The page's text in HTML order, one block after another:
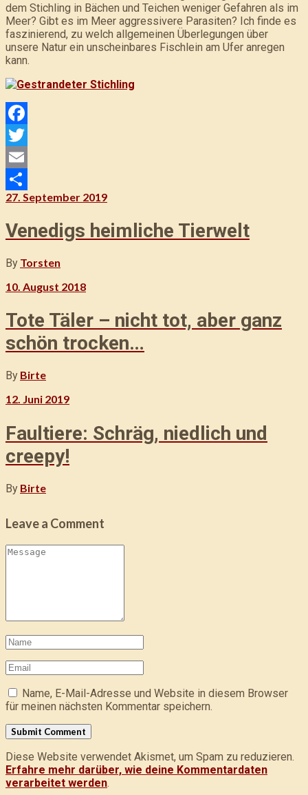
dem Stichling in Bächen und Teichen weniger Gefahren als im
Meer? Gibt es im Meer aggressivere Parasiten? Ich finde es
faszinierend, zu welch allgemeinen Überlegungen über
unsere Natur ein unscheinbares Fischlein am Ufer anregen
kann.
F
a
c
e
b
o
k
T
w
i
t
e
r
E
m
a
l
T
e
l
e
n
27. September 2019
Venedigs heimliche Tierwelt
By Torsten
10. August 2018
Tote Täler – nicht tot, aber ganz
schön trocken…
By Birte
12. Juni 2019
Faultiere: Schräg, niedlich und
creepy!
By Birte
Leave a Comment
Name, E-Mail-Adresse und Website in diesem Browser
für meinen nächsten Kommentar speichern.
Diese Website verwendet Akismet, um Spam zu reduzieren.
Erfahre mehr darüber, wie deine Kommentardaten
verarbeitet werden